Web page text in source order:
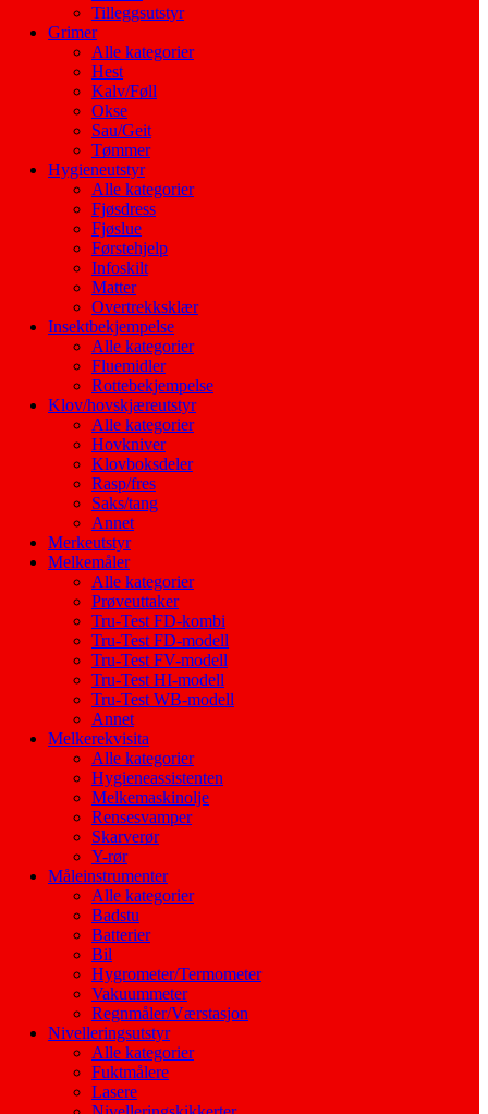
Tilleggsutstyr
Grimer
Alle kategorier
Hest
Kalv/Føll
Okse
Sau/Geit
Tømmer
Hygieneutstyr
Alle kategorier
Fjøsdress
Fjøslue
Førstehjelp
Infoskilt
Matter
Overtrekksklær
Insektbekjempelse
Alle kategorier
Fluemidler
Rottebekjempelse
Klov/hovskjæreutstyr
Alle kategorier
Hovkniver
Klovboksdeler
Rasp/fres
Saks/tang
Annet
Merkeutstyr
Melkemåler
Alle kategorier
Prøveuttaker
Tru-Test FD-kombi
Tru-Test FD-modell
Tru-Test FV-modell
Tru-Test HI-modell
Tru-Test WB-modell
Annet
Melkerekvisita
Alle kategorier
Hygieneassistenten
Melkemaskinolje
Rensesvamper
Skarverør
Y-rør
Måleinstrumenter
Alle kategorier
Badstu
Batterier
Bil
Hygrometer/Termometer
Vakuummeter
Regnmåler/Værstasjon
Nivelleringsutstyr
Alle kategorier
Fuktmålere
Lasere